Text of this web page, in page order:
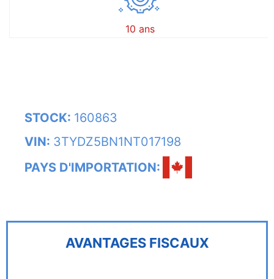
10 ans
STOCK: 160863
VIN: 3TYDZ5BN1NT017198
PAYS D'IMPORTATION:
AVANTAGES FISCAUX